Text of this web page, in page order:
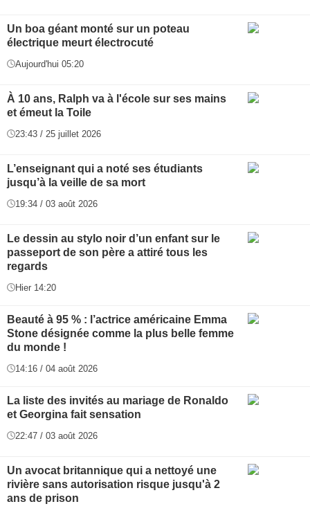
Un boa géant monté sur un poteau
électrique meurt électrocuté
Aujourd'hui 05:20
À 10 ans, Ralph va à l'école sur ses mains
et émeut la Toile
23:43 / 25 juillet 2026
L’enseignant qui a noté ses étudiants
jusqu’à la veille de sa mort
19:34 / 03 août 2026
Le dessin au stylo noir d’un enfant sur le
passeport de son père a attiré tous les
regards
Hier 14:20
Beauté à 95 % : l’actrice américaine Emma
Stone désignée comme la plus belle femme
du monde !
14:16 / 04 août 2026
La liste des invités au mariage de Ronaldo
et Georgina fait sensation
22:47 / 03 août 2026
Un avocat britannique qui a nettoyé une
rivière sans autorisation risque jusqu'à 2
ans de prison